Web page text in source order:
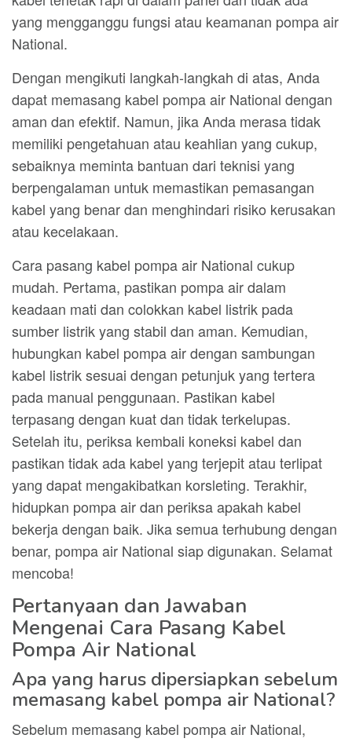
yang mengganggu fungsi atau keamanan pompa air
National.
Dengan mengikuti langkah-langkah di atas, Anda
dapat memasang kabel pompa air National dengan
aman dan efektif. Namun, jika Anda merasa tidak
memiliki pengetahuan atau keahlian yang cukup,
sebaiknya meminta bantuan dari teknisi yang
berpengalaman untuk memastikan pemasangan
kabel yang benar dan menghindari risiko kerusakan
atau kecelakaan.
Cara pasang kabel pompa air National cukup
mudah. Pertama, pastikan pompa air dalam
keadaan mati dan colokkan kabel listrik pada
sumber listrik yang stabil dan aman. Kemudian,
hubungkan kabel pompa air dengan sambungan
kabel listrik sesuai dengan petunjuk yang tertera
pada manual penggunaan. Pastikan kabel
terpasang dengan kuat dan tidak terkelupas.
Setelah itu, periksa kembali koneksi kabel dan
pastikan tidak ada kabel yang terjepit atau terlipat
yang dapat mengakibatkan korsleting. Terakhir,
hidupkan pompa air dan periksa apakah kabel
bekerja dengan baik. Jika semua terhubung dengan
benar, pompa air National siap digunakan. Selamat
mencoba!
Pertanyaan dan Jawaban
Mengenai Cara Pasang Kabel
Pompa Air National
Apa yang harus dipersiapkan sebelum
memasang kabel pompa air National?
Sebelum memasang kabel pompa air National,